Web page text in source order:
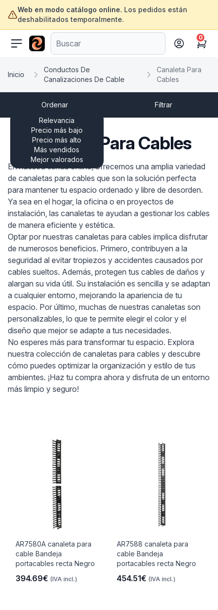
Web en modo catálogo online. Los pedidos están
deshabilitados temporalmente.
ofertasinformatica.com
Cart
0
Inicio
Conductos De
Canalizaciones De Cable
Canaleta Para
Cables
Ordenar
Relevancia
Precio más bajo
Precio más alto
Más vendidos
Mejor valorados
Filtrar
Canaleta Para Cables
En nuestra tienda online, ofrecemos una amplia variedad
de canaletas para cables que son la solución perfecta
para mantener tu espacio ordenado y libre de desorden.
Ya sea en el hogar, la oficina o en proyectos de
instalación, las canaletas te ayudan a gestionar los cables
de manera eficiente y estética.
Optar por nuestras canaletas para cables implica disfrutar
de numerosos beneficios. Primero, contribuyen a la
seguridad al evitar tropiezos y accidentes causados por
cables sueltos. Además, protegen tus cables de daños y
alargan su vida útil. Su instalación es sencilla y se adaptan
a cualquier entorno, mejorando la apariencia de tu
espacio. Por último, muchas de nuestras canaletas son
personalizables, lo que te permite elegir el color y el
diseño que mejor se adapte a tus necesidades.
No esperes más para transformar tu espacio. Explora
nuestra colección de canaletas para cables y descubre
cómo puedes optimizar la organización y estilo de tus
ambientes. ¡Haz tu compra ahora y disfruta de un entorno
más limpio y seguro!
AR7580A canaleta para
cable Bandeja
portacables recta Negro
394.69€ (IVA incl.)
AR7588 canaleta para
cable Bandeja
portacables recta Negro
454.51€ (IVA incl.)